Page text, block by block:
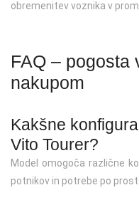
obremenitev voznika v
FAQ – pogosta
nakupom
Kakšne
Vito Tourer?
Model omogoča različne
potnikov in potrebe po